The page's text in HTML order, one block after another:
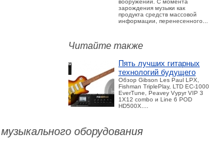
вооружений. С момента
зарождения музыки как
продукта средств массовой
информации, перенесенного...
Читайте также
Пять лучших гитарных
технологий будущего
Обзор Gibson Les Paul LPX,
Fishman TriplePlay, LTD EC-1000
EverTune, Peavey Vypyr VIP 3
1X12 combo и Line 6 POD
HD500X....
оборудования